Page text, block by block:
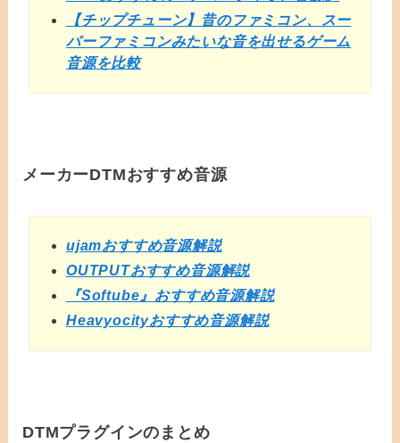
【チップチューン】昔のファミコン、スー
パーファミコンみたいな音を出せるゲーム
音源を比較
メーカーDTMおすすめ音源
ujamおすすめ音源解説
OUTPUTおすすめ音源解説
『Softube』おすすめ音源解説
Heavyocityおすすめ音源解説
DTMプラグインのまとめ